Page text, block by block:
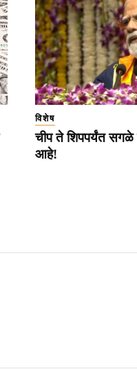
विशेष
चीप ते शिपपर्यंत सगळे
आहे!